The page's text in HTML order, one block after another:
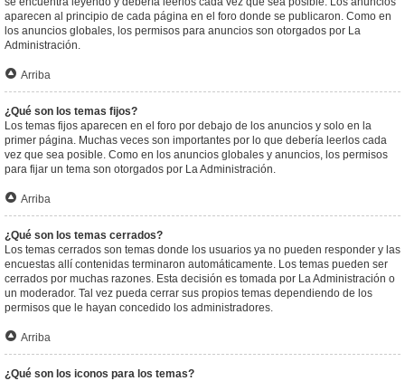
aparecen al principio de cada página en el foro donde se publicaron. Como en
los anuncios globales, los permisos para anuncios son otorgados por La
Administración.
Arriba
¿Qué son los temas fijos?
Los temas fijos aparecen en el foro por debajo de los anuncios y solo en la
primer página. Muchas veces son importantes por lo que debería leerlos cada
vez que sea posible. Como en los anuncios globales y anuncios, los permisos
para fijar un tema son otorgados por La Administración.
Arriba
¿Qué son los temas cerrados?
Los temas cerrados son temas donde los usuarios ya no pueden responder y las
encuestas allí contenidas terminaron automáticamente. Los temas pueden ser
cerrados por muchas razones. Esta decisión es tomada por La Administración o
un moderador. Tal vez pueda cerrar sus propios temas dependiendo de los
permisos que le hayan concedido los administradores.
Arriba
¿Qué son los iconos para los temas?